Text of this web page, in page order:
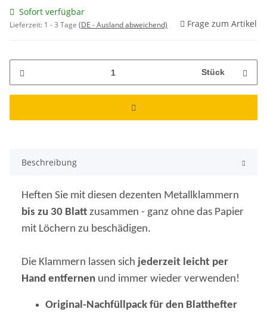
Sofort verfügbar
Lieferzeit: 1 - 3 Tage (DE - Ausland abweichend) Frage zum Artikel
Stück
Beschreibung
Heften Sie mit diesen dezenten Metallklammern
bis zu 30 Blatt zusammen - ganz ohne das Papier
mit Löchern zu beschädigen.
Die Klammern lassen sich jederzeit leicht per
Hand entfernen und immer wieder verwenden!
Original-Nachfüllpack für den Blatthefter